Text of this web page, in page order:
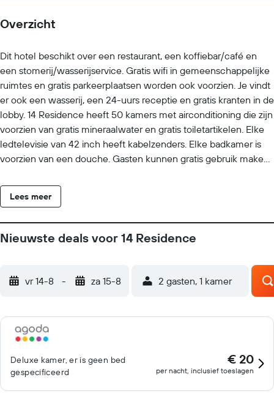
Overzicht
Dit hotel beschikt over een restaurant, een koffiebar/café en
een stomerij/wasserijservice. Gratis wifi in gemeenschappelijke
ruimtes en gratis parkeerplaatsen worden ook voorzien. Je vindt
er ook een wasserij, een 24-uurs receptie en gratis kranten in de
lobby. 14 Residence heeft 50 kamers met airconditioning die zijn
voorzien van gratis mineraalwater en gratis toiletartikelen. Elke
ledtelevisie van 42 inch heeft kabelzenders. Elke badkamer is
voorzien van een douche. Gasten kunnen gratis gebruik maken
op verzoek is een haardroger beschikbaar.
Lees meer
Nieuwste deals voor 14 Residence
vr 14-8 - za 15-8 2 gasten, 1 kamer
Deluxe kamer, er is geen bed
gespecificeerd
€ 20
per nacht, inclusief toeslagen